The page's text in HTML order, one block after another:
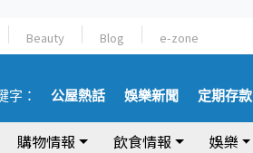
Beauty Blog e-zone
字： 公屋熱話 娛樂新聞 定期存款
購物情報 飲食情報 娛樂